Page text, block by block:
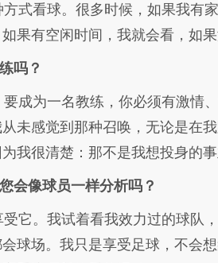
方式看球。很多时候，如果我有
果有空闲时间，我就会看，如
吗？
要成为一名教练，你必须有激情
未感觉到那种召唤，无论是在
我很清楚：那不是我想投身的事
会像球员一样分析吗？
受它。我试着看我效力过的球队
球场。我只是享受足球，不会